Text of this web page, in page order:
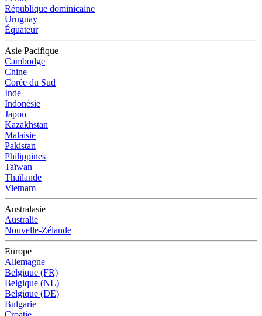
République dominicaine
Uruguay
Équateur
Asie Pacifique
Cambodge
Chine
Corée du Sud
Inde
Indonésie
Japon
Kazakhstan
Malaisie
Pakistan
Philippines
Taïwan
Thaïlande
Vietnam
Australasie
Australie
Nouvelle-Zélande
Europe
Allemagne
Belgique (FR)
Belgique (NL)
Belgique (DE)
Bulgarie